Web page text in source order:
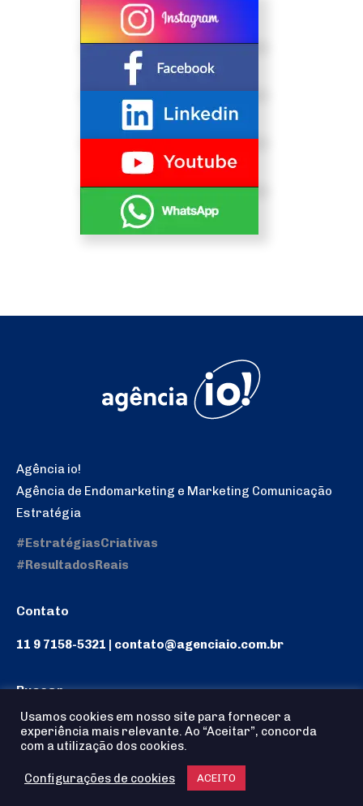
Agência io!
Agência de Endomarketing e Marketing Comunicação
Estratégia
#EstratégiasCriativas
#ResultadosReais
Contato
11 9 7158-5321 | contato@agenciaio.com.br
Buscar
Search:
Usamos cookies em nosso site para fornecer a
experiência mais relevante. Ao “Aceitar”, concorda
com a utilização dos cookies.
Configurações de cookies ACEITO